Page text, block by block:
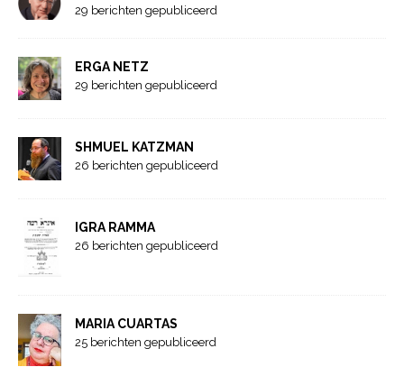
29 berichten gepubliceerd
ERGA NETZ
29 berichten gepubliceerd
SHMUEL KATZMAN
26 berichten gepubliceerd
IGRA RAMMA
26 berichten gepubliceerd
MARIA CUARTAS
25 berichten gepubliceerd